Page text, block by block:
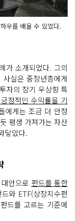
우를 배울 수 있었다.
가 소개되었다. 그의
실은 중장년층에게
자의 장기 우상향 특
정적인 수익률을 기
에게는 조금 더 안정
평생 가져가는 자산
닿았다.
안으로 펀드를 통한
와 ETF(상장지수펀
드를 고르는 기준에